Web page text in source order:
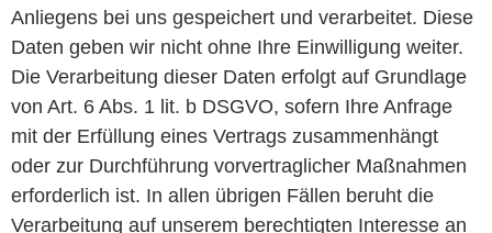
Anliegens bei uns gespeichert und verarbeitet. Diese
Daten geben wir nicht ohne Ihre Einwilligung weiter.
Die Verarbeitung dieser Daten erfolgt auf Grundlage
von Art. 6 Abs. 1 lit. b DSGVO, sofern Ihre Anfrage
mit der Erfüllung eines Vertrags zusammenhängt
oder zur Durchführung vorvertraglicher Maßnahmen
erforderlich ist. In allen übrigen Fällen beruht die
Verarbeitung auf unserem berechtigten Interesse an